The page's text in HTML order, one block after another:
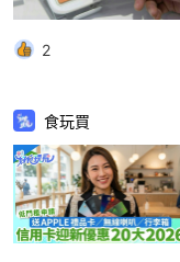
2
食玩買